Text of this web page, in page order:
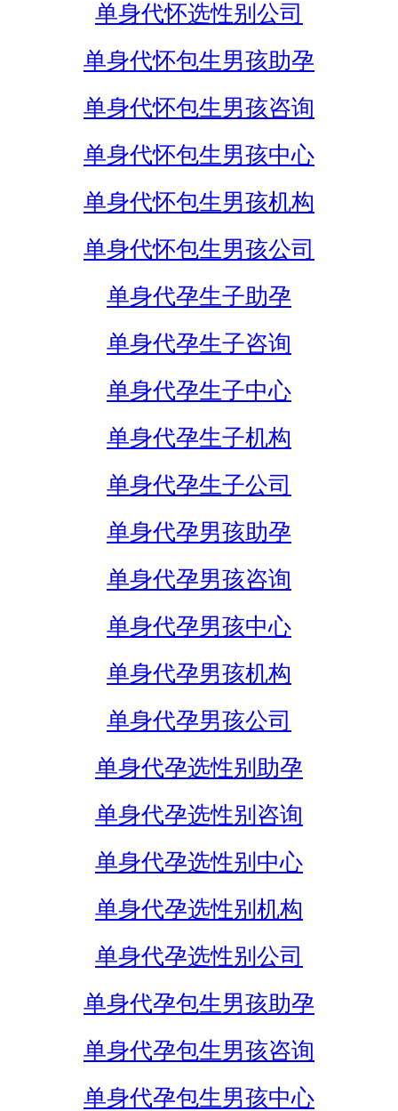
单身代怀选性别公司
单身代怀包生男孩助孕
单身代怀包生男孩咨询
单身代怀包生男孩中心
单身代怀包生男孩机构
单身代怀包生男孩公司
单身代孕生子助孕
单身代孕生子咨询
单身代孕生子中心
单身代孕生子机构
单身代孕生子公司
单身代孕男孩助孕
单身代孕男孩咨询
单身代孕男孩中心
单身代孕男孩机构
单身代孕男孩公司
单身代孕选性别助孕
单身代孕选性别咨询
单身代孕选性别中心
单身代孕选性别机构
单身代孕选性别公司
单身代孕包生男孩助孕
单身代孕包生男孩咨询
单身代孕包生男孩中心